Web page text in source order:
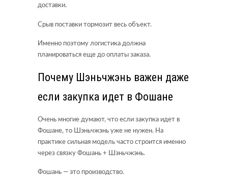
доставки.
Срыв поставки тормозит весь объект.
Именно поэтому логистика должна
планироваться еще до оплаты заказа.
Почему Шэньчжэнь важен даже
если закупка идет в Фошане
Очень многие думают, что если закупка идет в
Фошане, то Шэньчжэнь уже не нужен. На
практике сильная модель часто строится именно
через связку Фошань + Шэньчжэнь.
Фошань — это производство.